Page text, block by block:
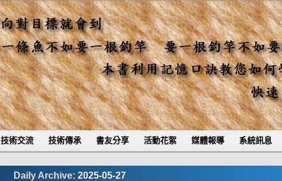
技術交流 技術傳承 書友分享 活動花絮 媒體報導 系統訊息
Daily Archive: 2025-05-27